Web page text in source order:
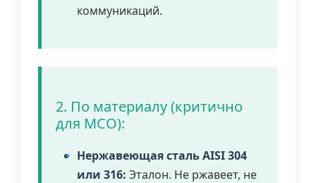
коммуникаций.
2. По материалу (критично
для МСО):
Нержавеющая сталь AISI 304
или 316: Эталон. Не ржавеет, не